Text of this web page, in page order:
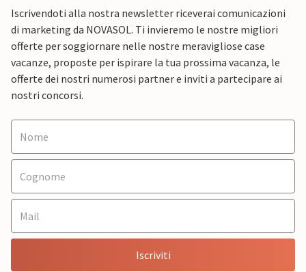
Iscrivendoti alla nostra newsletter riceverai comunicazioni
di marketing da NOVASOL. Ti invieremo le nostre migliori
offerte per soggiornare nelle nostre meravigliose case
vacanze, proposte per ispirare la tua prossima vacanza, le
offerte dei nostri numerosi partner e inviti a partecipare ai
nostri concorsi.
Iscriviti